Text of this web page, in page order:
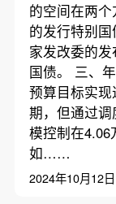
的空间在两
的发行特别
家发改委的
国债。 三、
预算目标实
期，但通过
模控制在4.06
如……
2024年10月12日